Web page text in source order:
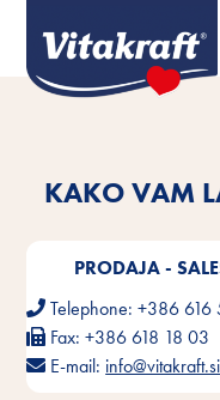
KAKO VAM
PRODAJA -
Telephone:+386 616
Fax:+386 618 18 03
E-mail: info@vitakraft.si